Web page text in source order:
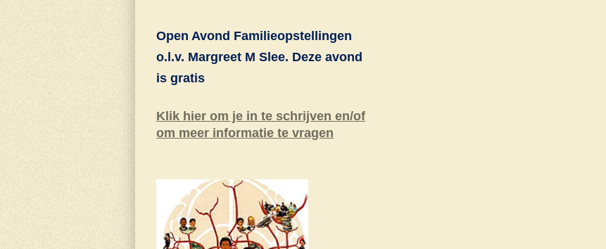
Open Avond Familieopstellingen
o.l.v. Margreet M Slee. Deze avond
is gratis
Klik hier om je in te schrijven en/of
om meer informatie te vragen